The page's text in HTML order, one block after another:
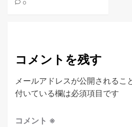
0
コメントを残す
メールアドレスが公開されるこ
付いている欄は必須項目です
コメント ※